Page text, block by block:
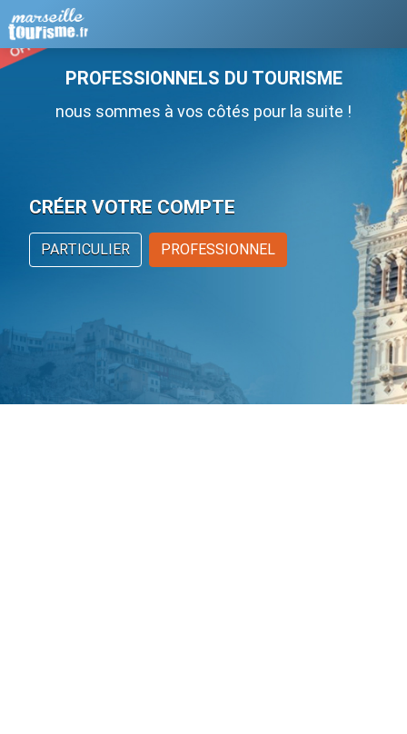
PROFESSIONNELS DU TOURISME
nous sommes à vos côtés pour la suite !
CRÉER VOTRE COMPTE
PARTICULIER PROFESSIONNEL